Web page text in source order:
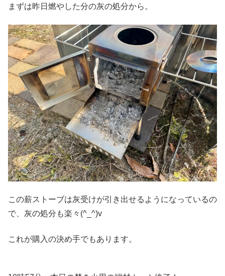
まずは昨日燃やした分の灰の処分から。
この薪ストーブは灰受けが引き出せるようになっているの
で、灰の処分も楽々(^_^)v
これが購入の決め手でもあります。